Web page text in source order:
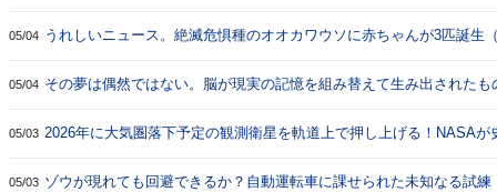
05/04 うれしいニュース。絶滅危惧種のオオカワウソに赤ちゃんが3匹誕生
05/04 その夢は偶然ではない。脳が現実の記憶を組み替えて生み出されたも
05/03 2026年に大気圏落下予定の観測衛星を軌道上で押し上げる！NASAが
05/03 ゾウが現れても回避できるか？自動運転車に課せられた未知なる試練